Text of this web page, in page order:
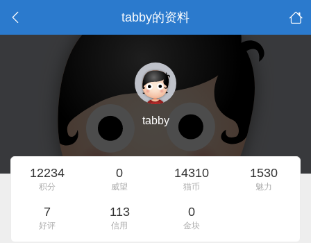
tabby的资料
tabby
12234
积分
0
威望
14310
猫币
1530
魅力
7
好评
113
信用
0
金块